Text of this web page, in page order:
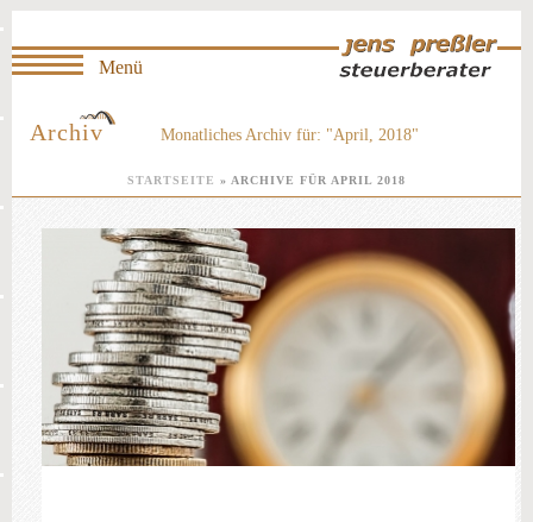
Archiv Monatliches Archiv für: "April, 2018"
STARTSEITE » ARCHIVE FÜR APRIL 2018